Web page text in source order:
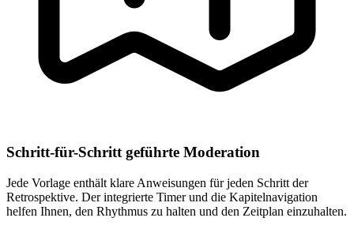
Schritt-für-Schritt geführte Moderation
Jede Vorlage enthält klare Anweisungen für jeden Schritt der
Retrospektive. Der integrierte Timer und die Kapitelnavigation
helfen Ihnen, den Rhythmus zu halten und den Zeitplan einzuhalten.